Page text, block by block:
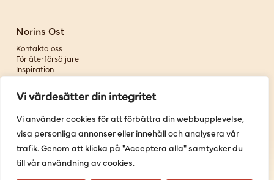
Vi värdesätter din integritet
Vi använder cookies för att förbättra din webbupplevelse,
visa personliga annonser eller innehåll och analysera vår
trafik. Genom att klicka på "Acceptera alla" samtycker du
till vår användning av cookies.
Norins Ost
Kontakta oss
För återförsäljare
Inspiration
Om oss
Följ oss
Facebook
Instagram
Youtube